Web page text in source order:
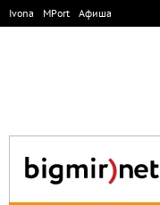
Ivona MPort Афиша